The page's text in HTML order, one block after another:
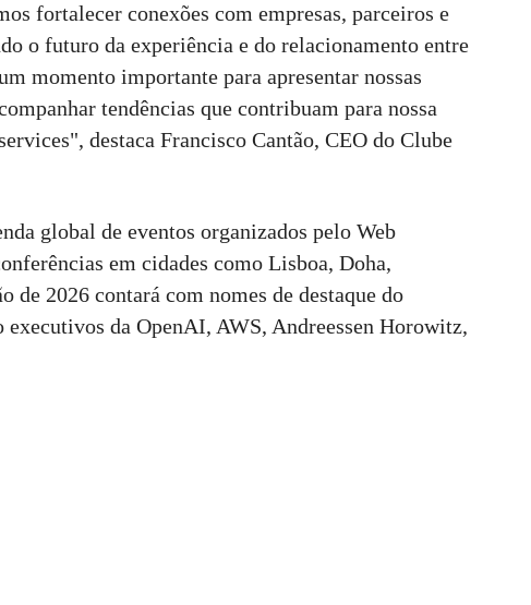
fortalecer conexões com empresas, parceiros e
o futuro da experiência e do relacionamento entre
momento importante para apresentar nossas
tendências que contribuam para nossa
destaca Francisco Cantão, CEO do Clube
global de eventos organizados pelo Web
em cidades como Lisboa, Doha,
de 2026 contará com nomes de destaque do
da OpenAI, AWS, Andreessen Horowitz,